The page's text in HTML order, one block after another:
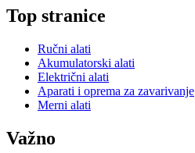
Top stranice
Ručni alati
Akumulatorski alati
Električni alati
Aparati i oprema za zavarivanje
Merni alati
Važno